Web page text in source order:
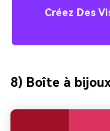
Créez Des
8) Boîte à